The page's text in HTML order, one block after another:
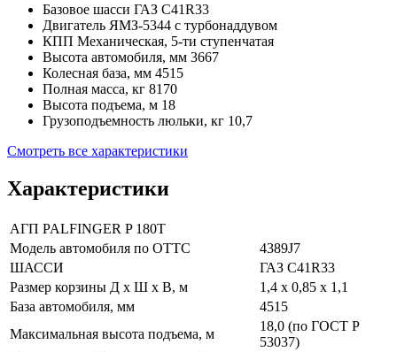
Базовое шасси ГАЗ C41R33
Двигатель ЯМЗ-5344 с турбонаддувом
КПП Механическая, 5-ти ступенчатая
Высота автомобиля, мм 3667
Колесная база, мм 4515
Полная масса, кг 8170
Высота подъема, м 18
Грузоподъемность люльки, кг 10,7
Смотреть все характеристики
Характеристики
АГП PALFINGER P 180Т
Модель автомобиля по ОТТС
4389J7
ШАССИ
ГАЗ C41R33
Размер корзины Д х Ш х В, м
1,4 х 0,85 х 1,1
База автомобиля, мм
4515
Максимальная высота подъема, м
18,0 (по ГОСТ Р
53037)